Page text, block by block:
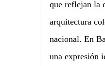
que reflejan la
arquitectura
nacional. En
una expresión